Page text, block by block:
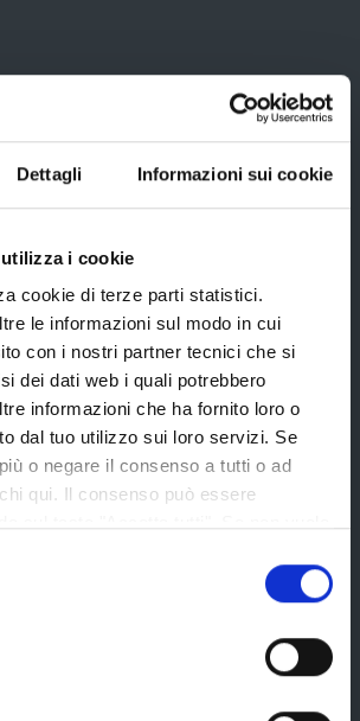
Dettagli Informazioni sui cookie
i cookie
cookie di terze parti statistici.
le informazioni sul modo in cui
con i nostri partner tecnici che si
dei dati web i quali potrebbero
informazioni che ha fornito loro o
dal tuo utilizzo sui loro servizi. Se
o negare il consenso a tutti o ad
qui. Il consenso può essere
di Reggio Emilia